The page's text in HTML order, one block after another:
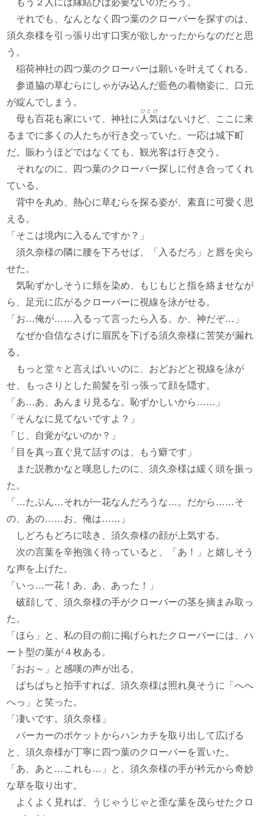
もう２人には縁結びは必要ないのだろう。
それでも、なんとなく四つ葉のクローバーを探すのは、
須久奈様を引っ張り出す口実が欲しかったからなのだと思
う。
稲荷神社の四つ葉のクローバーは願いを叶えてくれる。
参道脇の草むらにしゃがみ込んだ藍色の着物姿に、口元
が綻んでしまう。
母も百花も家にいて、神社に 人気
ひとけ
はないけど、ここに来
るまでに多くの人たちが行き交っていた。一応は城下町
だ。賑わうほどではなくても、観光客は行き交う。
それなのに、四つ葉のクローバー探しに付き合ってくれ
ている。
背中を丸め、熱心に草むらを探る姿が、素直に可愛く思
える。
「そこは境内に入るんですか？」
須久奈様の隣に腰を下ろせば、「入るだろ」と唇を尖ら
せた。
気恥ずかしそうに頬を染め、もじもじと指を絡ませなが
ら、足元に広がるクローバーに視線を泳がせる。
「お…俺が……入るって言ったら入る。か、神だぞ…」
なぜか自信なさげに眉尻を下げる須久奈様に苦笑が漏れ
る。
もっと堂々と言えばいいのに、おどおどと視線を泳が
せ、もっさりとした前髪を引っ張って顔を隠す。
「あ…あ、あんまり見るな。恥ずかしいから……」
「そんなに見てないですよ？」
「じ、自覚がないのか？」
「目を真っ直ぐ見て話すのは、もう癖です」
また説教かなと嘆息したのに、須久奈様は緩く頭を振っ
た。
「…たぶん…それが一花なんだろうな…。だから……そ
の、あの……お、俺は……」
しどろもどろに呟き、須久奈様の顔が上気する。
次の言葉を辛抱強く待っていると、「あ！」と嬉しそう
な声を上げた。
「いっ…一花！あ、あ、あった！」
破顔して、須久奈様の手がクローバーの茎を摘まみ取っ
た。
「ほら」と、私の目の前に掲げられたクローバーには、ハ
ート型の葉が４枚ある。
「おお～」と感嘆の声が出る。
ぱちぱちと拍手すれば、須久奈様は照れ臭そうに「へへ
へっ」と笑った。
「凄いです。須久奈様」
パーカーのポケットからハンカチを取り出して広げる
と、須久奈様が丁寧に四つ葉のクローバーを置いた。
「あ、あと…これも…」と、須久奈様の手が衿元から奇妙
な草を取り出す。
よくよく見れば、うじゃうじゃと歪な葉を茂らせたクロ